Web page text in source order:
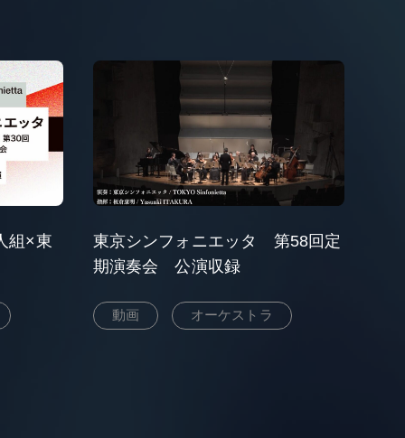
組×東
東京シンフォニエッタ 第58回定
期演奏会 公演収録
動画 オーケストラ